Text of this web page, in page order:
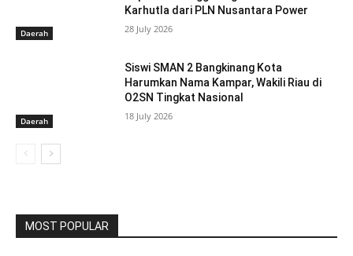
Daerah
Karhutla dari PLN Nusantara Power
28 July 2026
Daerah
Siswi SMAN 2 Bangkinang Kota
Harumkan Nama Kampar, Wakili Riau di
O2SN Tingkat Nasional
18 July 2026
MOST POPULAR